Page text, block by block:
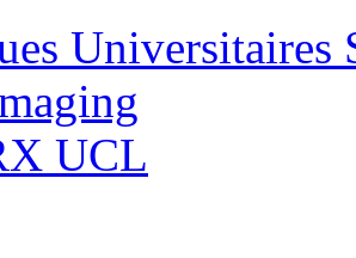
Universitaires
UCL